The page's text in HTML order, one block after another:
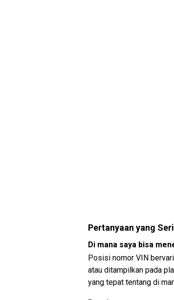
Pertanyaan yang
Di mana saya bisa
Posisi nomor VIN
atau ditampilkan pada
yang tepat tentang di